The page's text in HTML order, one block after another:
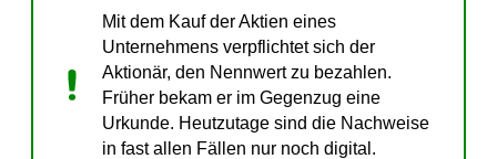
Mit dem Kauf der Aktien eines
Unternehmens verpflichtet sich der
Aktionär, den Nennwert zu bezahlen.
Früher bekam er im Gegenzug eine
Urkunde. Heutzutage sind die Nachweise
in fast allen Fällen nur noch digital.